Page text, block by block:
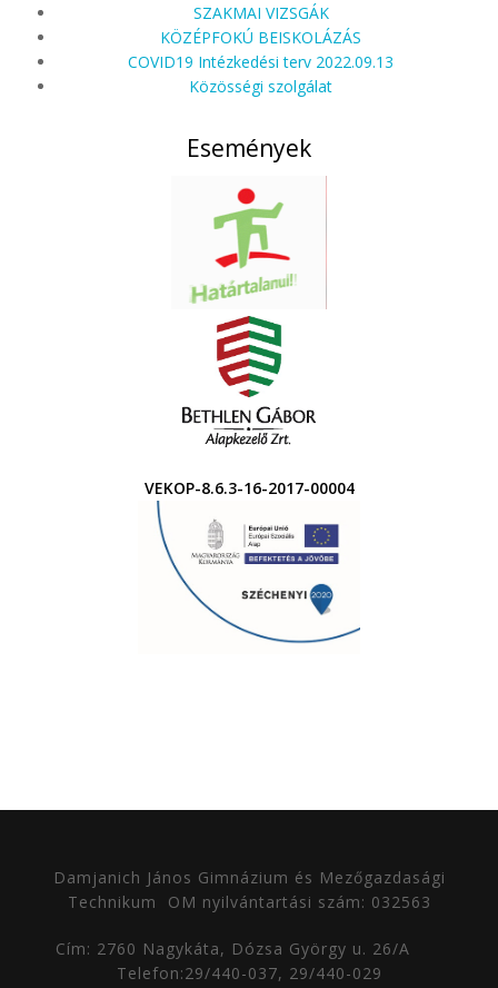
SZAKMAI VIZSGÁK
KÖZÉPFOKÚ BEISKOLÁZÁS
COVID19 Intézkedési terv 2022.09.13
Közösségi szolgálat
Események
VEKOP-8.6.3-16-2017-00004
Damjanich János Gimnázium és Mezőgazdasági
Technikum
OM nyilvántartási szám: 032563
Cím: 2760 Nagykáta, Dózsa György u. 26/A
Telefon:29/440-037, 29/440-029